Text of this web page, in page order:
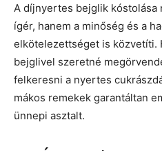
A díjnyertes bejglik kóstolása
ígér, hanem a minőség és a
elkötelezettséget is közvetíti.
bejglivel szeretné
felkeresni a nyertes
mákos remekek garantáltan
ünnepi asztalt.